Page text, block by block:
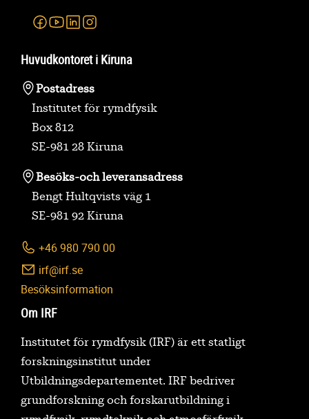
Facebook
YoutubeLinkedin
Huvudkontoret i Kiruna
Postadress
Institutet för rymdfysik
Box 812
SE-981 28 Kiruna
Besöks-och leveransadress
Bengt Hultqvists väg 1
SE-981 92 Kiruna
+46 980 790 00
irf@irf.se
Besöksinformation
Om IRF
Institutet för rymdfysik (IRF) är ett statligt
forskningsinstitut under
Utbildningsdepartementet. IRF bedriver
grundforskning och forskarutbildning i